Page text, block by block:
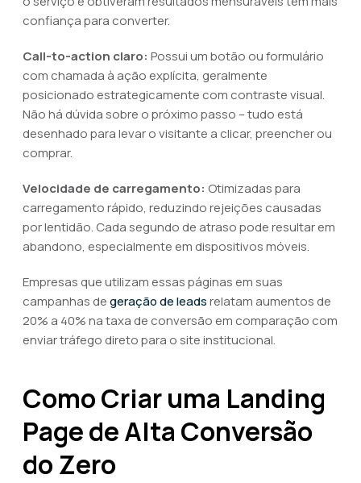
confiança para converter.
Call-to-action claro: Possui um botão ou formulário
com chamada à ação explícita, geralmente
posicionado estrategicamente com contraste visual.
Não há dúvida sobre o próximo passo – tudo está
desenhado para levar o visitante a clicar, preencher ou
comprar.
Velocidade de carregamento: Otimizadas para
carregamento rápido, reduzindo rejeições causadas
por lentidão. Cada segundo de atraso pode resultar em
abandono, especialmente em dispositivos móveis.
Empresas que utilizam essas páginas em suas
campanhas degeração de leadsrelatam aumentos de
20% a 40% na taxa de conversão em comparação com
enviar tráfego direto para o site institucional.
Como Criar uma Landing
Page de Alta Conversão
do Zero